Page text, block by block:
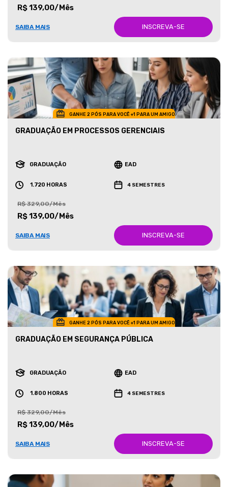
R$ 139,00/Mês
SAIBA MAIS INSCREVA-SE
GANHE 2 PÓS PARA VOCÊ +1 PARA UM AMIGO
GRADUAÇÃO EM PROCESSOS GERENCIAIS
GRADUAÇÃO EAD
1.720 HORAS 4 SEMESTRES
R$ 329,00/Mês
R$ 139,00/Mês
SAIBA MAIS INSCREVA-SE
GANHE 2 PÓS PARA VOCÊ +1 PARA UM AMIGO
GRADUAÇÃO EM SEGURANÇA PÚBLICA
GRADUAÇÃO EAD
1.800 HORAS 4 SEMESTRES
R$ 329,00/Mês
R$ 139,00/Mês
SAIBA MAIS INSCREVA-SE